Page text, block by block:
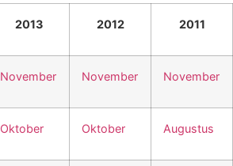
2013 2012 2011
November November November
Oktober Oktober Augustus